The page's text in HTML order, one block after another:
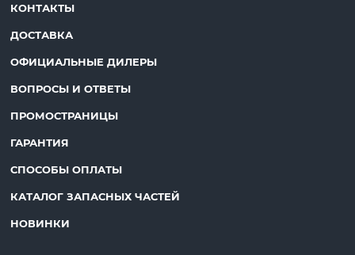
КОНТАКТЫ
ДОСТАВКА
ОФИЦИАЛЬНЫЕ ДИЛЕРЫ
ВОПРОСЫ И ОТВЕТЫ
ПРОМОСТРАНИЦЫ
ГАРАНТИЯ
СПОСОБЫ ОПЛАТЫ
КАТАЛОГ ЗАПАСНЫХ ЧАСТЕЙ
НОВИНКИ